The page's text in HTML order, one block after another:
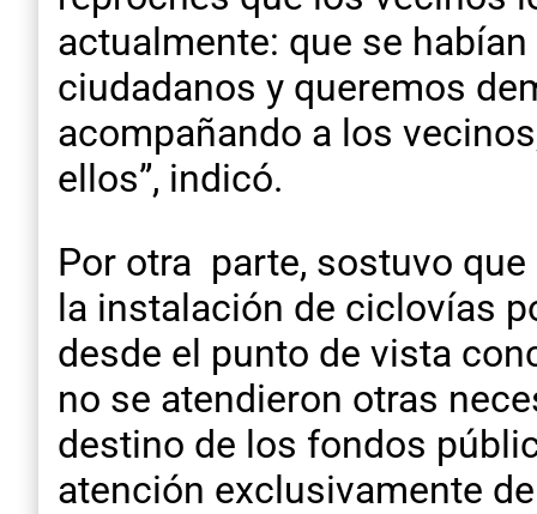
actualmente: que se
ciudadanos y queremos
acompañando a los
ellos”, indicó.
Por otra parte, sostuvo
la instalación de ciclovías
desde el punto de vista
no se atendieron otras
destino de los fondos
atención exclusivamente